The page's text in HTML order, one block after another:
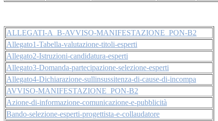
ALLEGATI-A_B-AVVISO-MANIFESTAZIONE_PON-B2
Allegato1-Tabella-valutazione-titoli-esperti
Allegato2-Istruzioni-candidatura-esperti
Allegato3-Domanda-partecipazione-selezione-esperti
Allegato4-Dichiarazione-sullinsussitenza-di-cause-di-incompa
AVVISO-MANIFESTAZIONE_PON-B2
Azione-di-informazione-comunicazione-e-pubblicità
Bando-selezione-esperti-progettista-e-collaudatore